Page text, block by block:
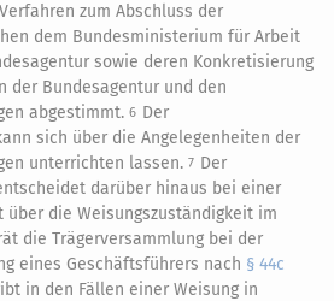
zum Abschluss der
dem Bundesministerium für Arbeit
sowie deren Konkretisierung
der Bundesagentur und den
abgestimmt. 6 Der
sich über die Angelegenheiten der
unterrichten lassen. 7 Der
darüber hinaus bei einer
über die Weisungszuständigkeit im
die Trägerversammlung bei der
eines Geschäftsführers nach § 44c
in den Fällen einer Weisung in